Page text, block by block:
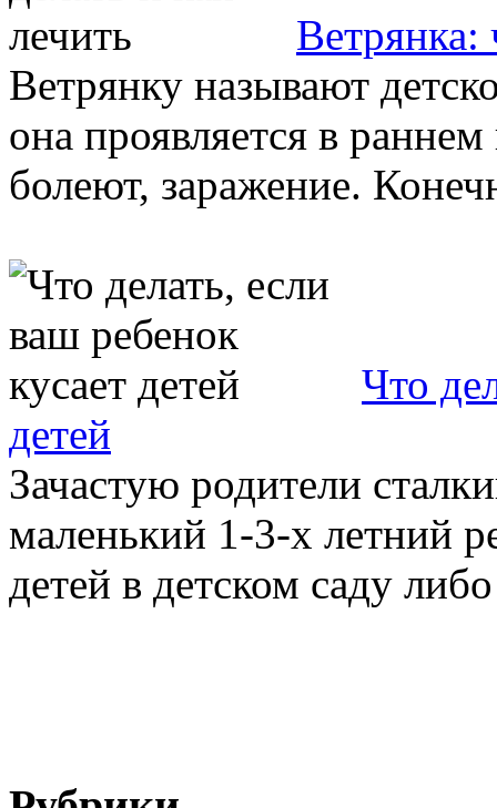
Ветрянка:
Ветрянку называют
она проявляется в
болеют, заражение.
Что
детей
Зачастую родители
маленький 1-3-х летний
детей в детском саду